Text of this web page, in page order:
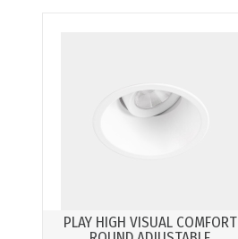
PLAY HIGH VISUAL COMFORT